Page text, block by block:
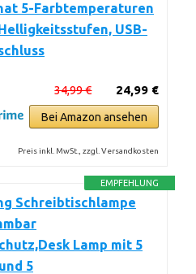
5-Farbtemperaturen
USB-
24,99 €
34,99 €
Bei Amazon ansehen
Preis inkl. MwSt., zzgl. Versandkosten
EMPFEHLUNG
Schreibtischlampe
Lamp mit 5
5